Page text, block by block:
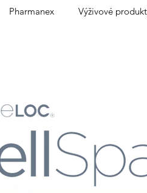
Pharmanex Výživové